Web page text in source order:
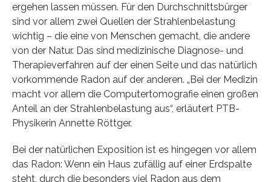
ergehen lassen müssen. Für den Durchschnittsbürger
sind vor allem zwei Quellen der Strahlenbelastung
wichtig – die eine von Menschen gemacht, die andere
von der Natur. Das sind medizinische Diagnose- und
Therapieverfahren auf der einen Seite und das natürlich
vorkommende Radon auf der anderen. „Bei der Medizin
macht vor allem die Computertomografie einen großen
Anteil an der Strahlenbelastung aus“, erläutert PTB-
Physikerin Annette Röttger.
Bei der natürlichen Exposition ist es hingegen vor allem
das Radon: Wenn ein Haus zufällig auf einer Erdspalte
steht, durch die besonders viel Radon aus dem